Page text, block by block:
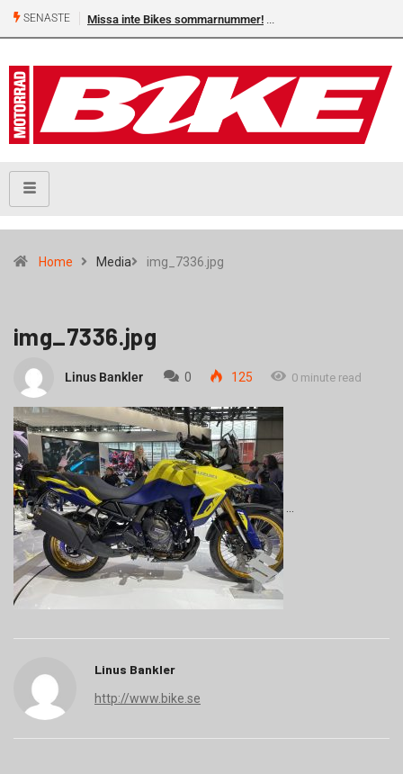
SENASTE Missa inte Bikes sommarnummer!
Home Media img_7336.jpg
img_7336.jpg
Linus Bankler 0 125 0 minute read
Linus Bankler
http://www.bike.se